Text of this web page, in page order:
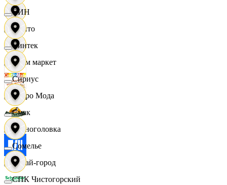
Фрито
Хоум маркет
Цетро Мода
Черноголовка
Читай-город
СИН
Синтек
Сириус
Смак
Сомелье
СПК Чистогорский